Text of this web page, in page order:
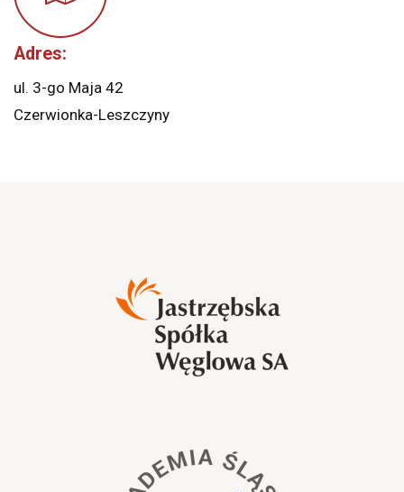
Adres:
ul. 3-go Maja 42
Czerwionka-Leszczyny